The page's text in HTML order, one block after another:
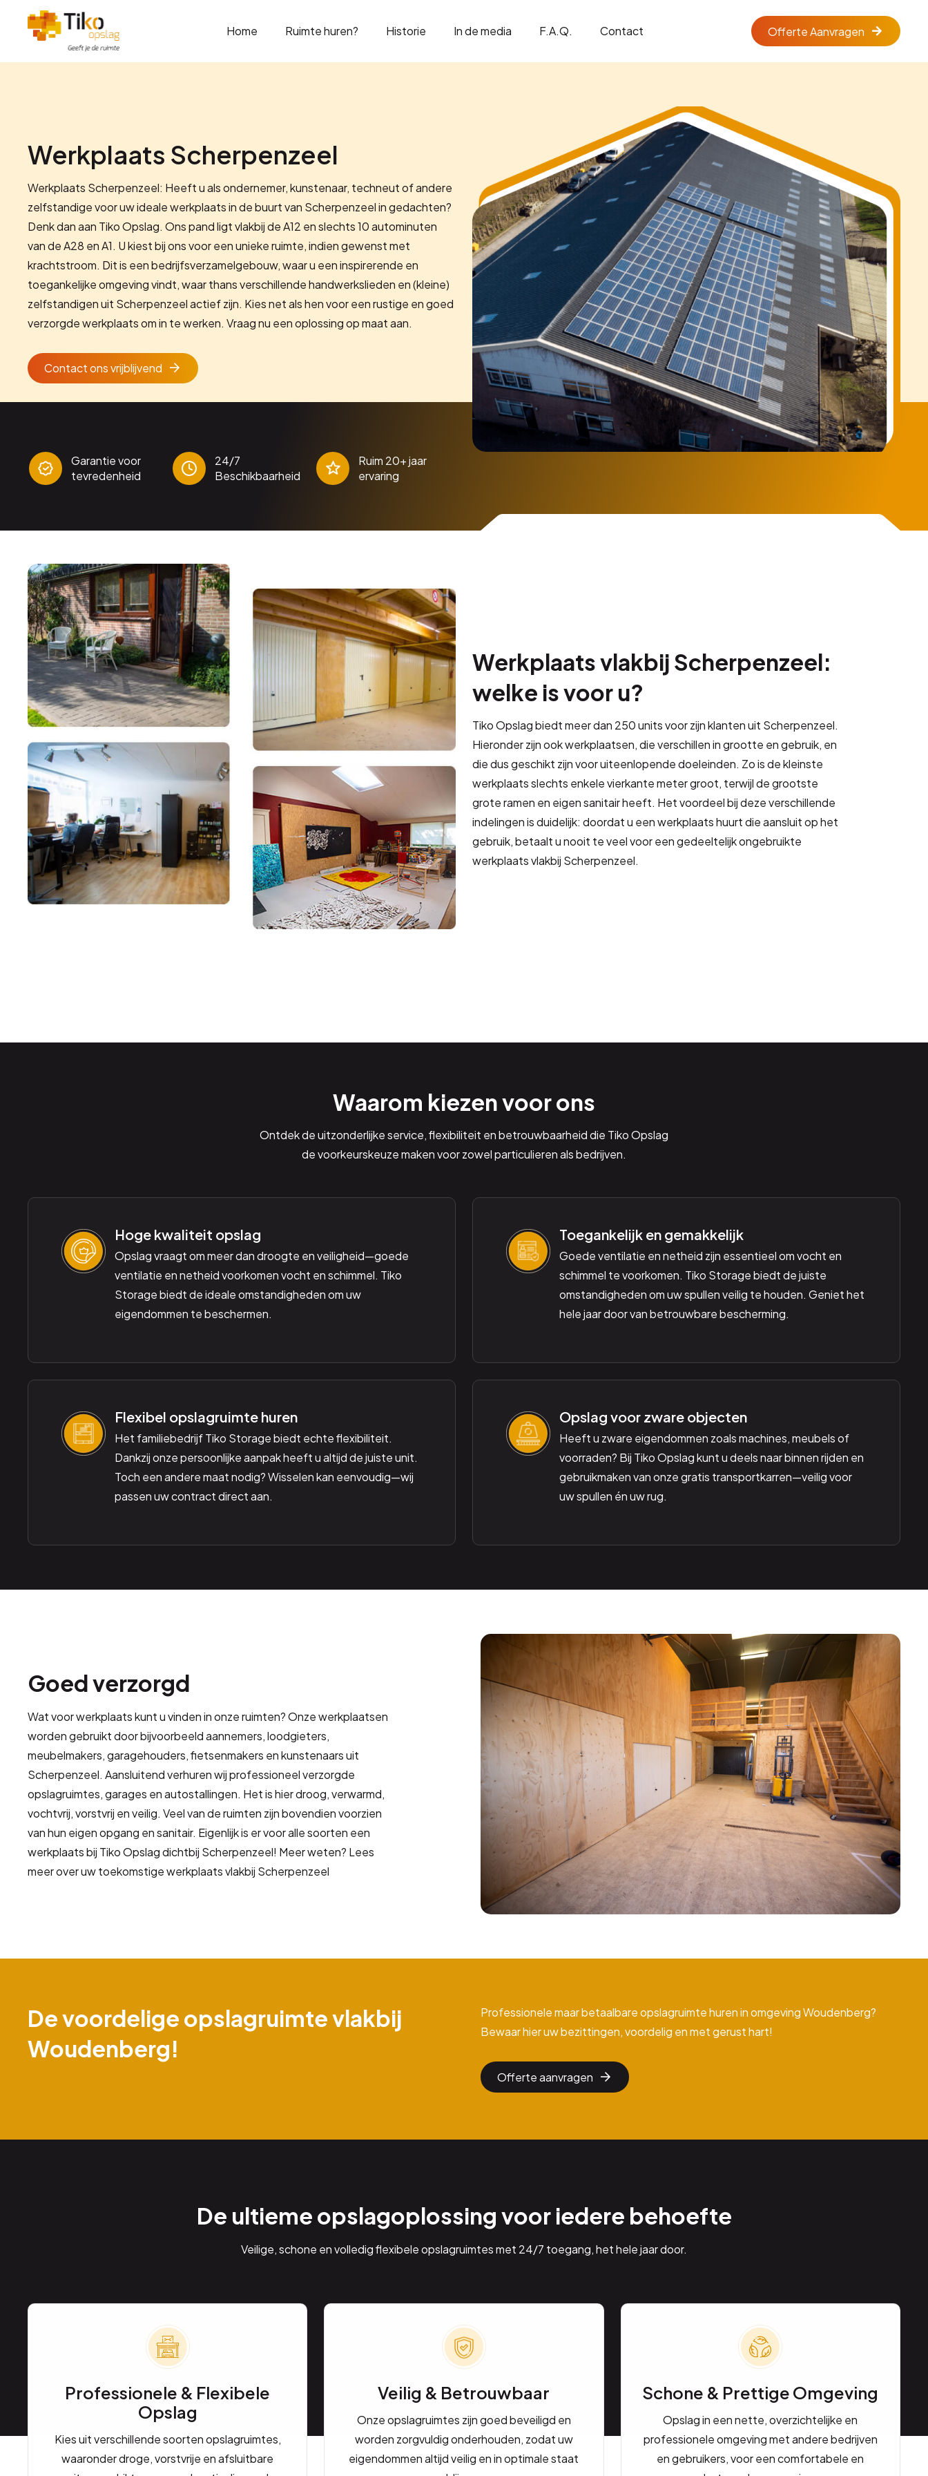
Home Ruimte huren? Historie In de media F.A.Q. Contact Offerte Aanvragen
Werkplaats Scherpenzeel
Werkplaats Scherpenzeel: Heeft u als ondernemer, kunstenaar, techneut of andere
zelfstandige voor uw ideale werkplaats in de buurt van Scherpenzeel in gedachten?
Denk dan aan Tiko Opslag. Ons pand ligt vlakbij de A12 en slechts 10 autominuten
van de A28 en A1. U kiest bij ons voor een unieke ruimte, indien gewenst met
krachtstroom. Dit is een bedrijfsverzamelgebouw, waar u een inspirerende en
toegankelijke omgeving vindt, waar thans verschillende handwerkslieden en (kleine)
zelfstandigen uit Scherpenzeel actief zijn. Kies net als hen voor een rustige en goed
verzorgde werkplaats om in te werken. Vraag nu een oplossing op maat aan.
Contact ons vrijblijvend
Garantie voor
tevredenheid
24/7
Beschikbaarheid
Ruim 20+ jaar
ervaring
Werkplaats vlakbij Scherpenzeel:
welke is voor u?
Tiko Opslag biedt meer dan 250 units voor zijn klanten uit Scherpenzeel.
Hieronder zijn ook werkplaatsen, die verschillen in grootte en gebruik, en
die dus geschikt zijn voor uiteenlopende doeleinden. Zo is de kleinste
werkplaats slechts enkele vierkante meter groot, terwijl de grootste
grote ramen en eigen sanitair heeft. Het voordeel bij deze verschillende
indelingen is duidelijk: doordat u een werkplaats huurt die aansluit op het
gebruik, betaalt u nooit te veel voor een gedeeltelijk ongebruikte
werkplaats vlakbij Scherpenzeel.
Waarom kiezen voor ons
Ontdek de uitzonderlijke service, flexibiliteit en betrouwbaarheid die Tiko Opslag
de voorkeurskeuze maken voor zowel particulieren als bedrijven.
Hoge kwaliteit opslag
Opslag vraagt om meer dan droogte en veiligheid—goede
ventilatie en netheid voorkomen vocht en schimmel. Tiko
Storage biedt de ideale omstandigheden om uw
eigendommen te beschermen.
Flexibel opslagruimte huren
Het familiebedrijf Tiko Storage biedt echte flexibiliteit.
Dankzij onze persoonlijke aanpak heeft u altijd de juiste unit.
Toch een andere maat nodig? Wisselen kan eenvoudig—wij
passen uw contract direct aan.
Toegankelijk en gemakkelijk
Goede ventilatie en netheid zijn essentieel om vocht en
schimmel te voorkomen. Tiko Storage biedt de juiste
omstandigheden om uw spullen veilig te houden. Geniet het
hele jaar door van betrouwbare bescherming.
Opslag voor zware objecten
Heeft u zware eigendommen zoals machines, meubels of
voorraden? Bij Tiko Opslag kunt u deels naar binnen rijden en
gebruikmaken van onze gratis transportkarren—veilig voor
uw spullen én uw rug.
Goed verzorgd
Wat voor werkplaats kunt u vinden in onze ruimten? Onze werkplaatsen
worden gebruikt door bijvoorbeeld aannemers, loodgieters,
meubelmakers, garagehouders, fietsenmakers en kunstenaars uit
Scherpenzeel. Aansluitend verhuren wij professioneel verzorgde
opslagruimtes, garages en autostallingen. Het is hier droog, verwarmd,
vochtvrij, vorstvrij en veilig. Veel van de ruimten zijn bovendien voorzien
van hun eigen opgang en sanitair. Eigenlijk is er voor alle soorten een
werkplaats bij Tiko Opslag dichtbij Scherpenzeel! Meer weten? Lees
meer over uw toekomstige werkplaats vlakbij Scherpenzeel
De voordelige opslagruimte vlakbij
Woudenberg!
Professionele maar betaalbare opslagruimte huren in omgeving Woudenberg?
Bewaar hier uw bezittingen, voordelig en met gerust hart!
Offerte aanvragen
De ultieme opslagoplossing voor iedere behoefte
Veilige, schone en volledig flexibele opslagruimtes met 24/7 toegang, het hele jaar door.
Professionele & Flexibele
Opslag
Kies uit verschillende soorten opslagruimtes,
waaronder droge, vorstvrije en afsluitbare
Veilig & Betrouwbaar
Onze opslagruimtes zijn goed beveiligd en
worden zorgvuldig onderhouden, zodat uw
eigendommen altijd veilig en in optimale staat
Schone & Prettige Omgeving
Opslag in een nette, overzichtelijke en
professionele omgeving met andere bedrijven
en gebruikers, voor een comfortabele en